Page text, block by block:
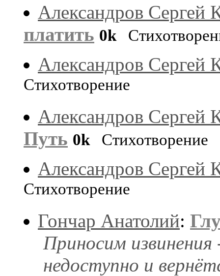
Александров Сергей
платить 0k
Александров Сергей
Стихотворение
Александров Сергей
Путь 0k Стихотворение
Александров Сергей
Стихотворение
Гончар Анатолий:
Приносим извинения
недоступно и